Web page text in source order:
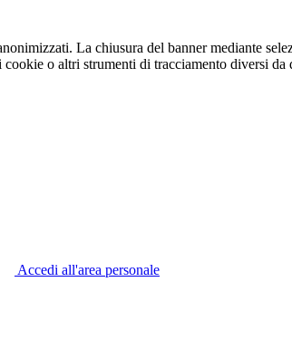
La chiusura del banner mediante
o altri strumenti di tracciamento diversi da
Accedi all'area personale